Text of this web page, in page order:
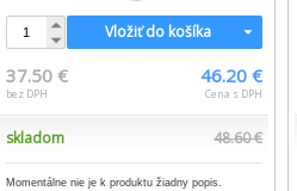
Vložiť do košíka
37.50 €
bez DPH
46.20 €
Cena s DPH
skladom 48.60 €
Momentálne nie je k produktu žiadny popis.